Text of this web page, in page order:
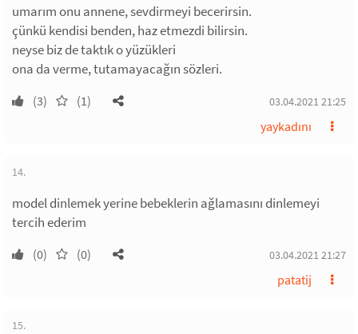
umarım onu annene, sevdirmeyi becerirsin.
çünkü kendisi benden, haz etmezdi bilirsin.
neyse biz de taktık o yüzükleri
ona da verme, tutamayacağın sözleri.
(3) (1) 03.04.2021 21:25
yaykadını
14.
model dinlemek yerine bebeklerin ağlamasını dinlemeyi
tercih ederim
(0) (0) 03.04.2021 21:27
patatij
15.